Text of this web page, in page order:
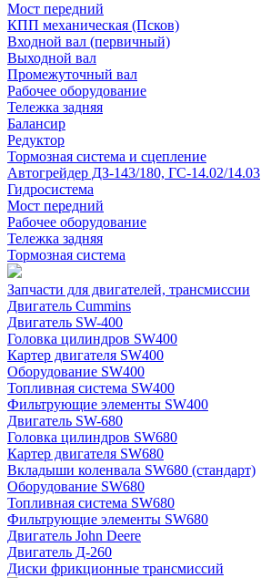
Мост передний
КПП механическая (Псков)
Входной вал (первичный)
Выходной вал
Промежуточный вал
Рабочее оборудование
Тележка задняя
Балансир
Редуктор
Тормозная система и сцепление
Автогрейдер ДЗ-143/180, ГС-14.02/14.03
Гидросистема
Мост передний
Рабочее оборудование
Тележка задняя
Тормозная система
Запчасти для двигателей, трансмиссии
Двигатель Cummins
Двигатель SW-400
Головка цилиндров SW400
Картер двигателя SW400
Оборудование SW400
Топливная система SW400
Фильтрующие элементы SW400
Двигатель SW-680
Головка цилиндров SW680
Картер двигателя SW680
Вкладыши коленвала SW680 (стандарт)
Оборудование SW680
Топливная система SW680
Фильтрующие элементы SW680
Двигатель John Deere
Двигатель Д-260
Диски фрикционные трансмиссий